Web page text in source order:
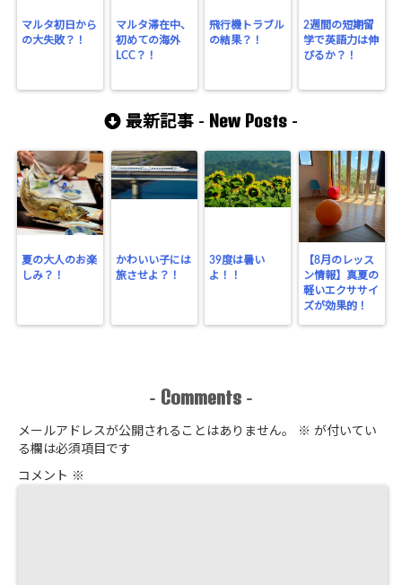
マルタ初日から
の大失敗？！
マルタ滞在中、
初めての海外
LCC？！
飛行機トラブル
の結果？！
2週間の短期留
学で英語力は伸
びるか？！
最新記事 - New Posts -
夏の大人のお楽
しみ？！
かわいい子には
旅させよ？！
39度は暑い
よ！！
【8月のレッス
ン情報】真夏の
軽いエクササイ
ズが効果的！
- Comments -
メールアドレスが公開されることはありません。 ※ が付いてい
る欄は必須項目です
コメント ※